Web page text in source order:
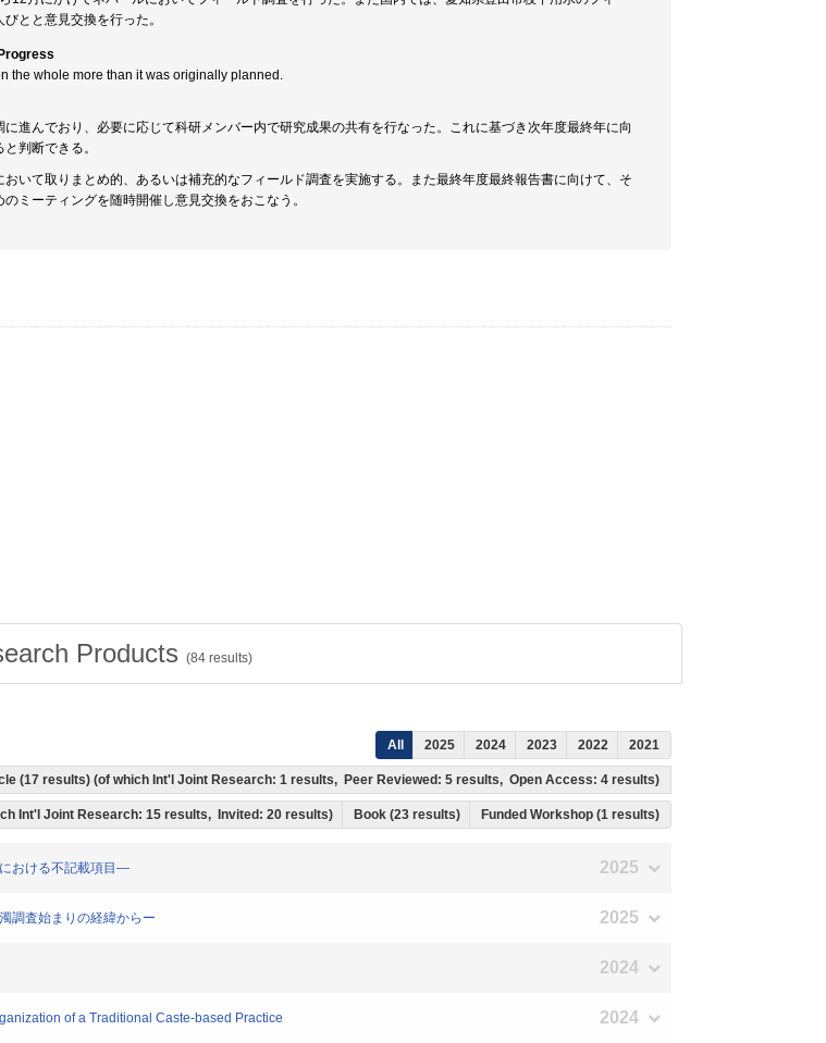
とと意見交換を行った。
the whole more than it was originally planned.
に進んでおり、必要に応じて科研メンバー内で研究成果の共有を行なった。これに基づき次年度最終年に向
判断できる。
いて取りまとめ的、あるいは補充的なフィールド調査を実施する。また最終年度最終報告書に向けて、そ
ミーティングを随時開催し意見交換をおこなう。
Products (84 results)
All 2025 2024 2023 2022 2021
(17 results) (of which Int'l Joint Research: 1 results, Peer Reviewed: 5 results, Open Access: 4 results)
Int'l Joint Research: 15 results, Invited: 20 results) Book (23 results) Funded Workshop (1 results)
おける不記載項目― 2025
調査始まりの経緯からー 2025
2024
of a Traditional Caste-based Practice 2024